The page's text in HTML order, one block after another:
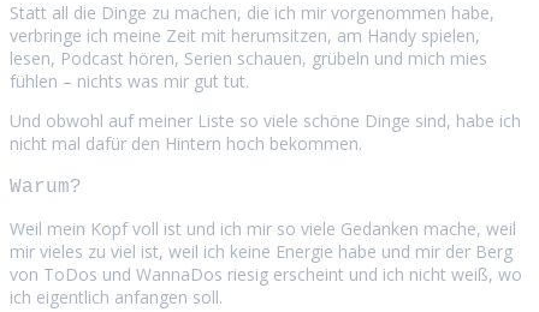
Statt all die Dinge zu machen, die ich mir vorgenommen habe,
verbringe ich meine Zeit mit herumsitzen, am Handy spielen,
lesen, Podcast hören, Serien schauen, grübeln und mich mies
fühlen – nichts was mir gut tut.
Und obwohl auf meiner Liste so viele schöne Dinge sind, habe ich
nicht mal dafür den Hintern hoch bekommen.
Warum?
Weil mein Kopf voll ist und ich mir so viele Gedanken mache, weil
mir vieles zu viel ist, weil ich keine Energie habe und mir der Berg
von ToDos und WannaDos riesig erscheint und ich nicht weiß, wo
ich eigentlich anfangen soll.